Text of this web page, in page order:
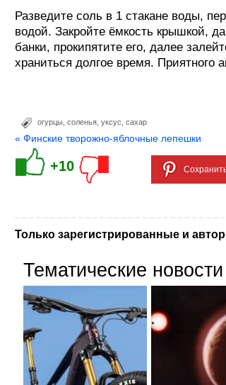
Разведите соль в 1 стакане воды,
водой. Закройте ёмкость крышкой,
банки, прокипятите его, далее
храниться долгое время. Приятного
огурцы соленья уксус сахар
« Финские творожно-яблочные лепешки
+10
Только зарегистрированные и
Тематические новости